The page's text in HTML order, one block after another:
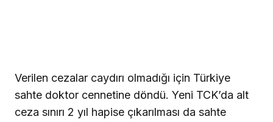
Verilen cezalar caydırı olmadığı için Türkiye
sahte doktor cennetine döndü. Yeni TCK’da alt
ceza sınırı 2 yıl hapise çıkarılması da sahte